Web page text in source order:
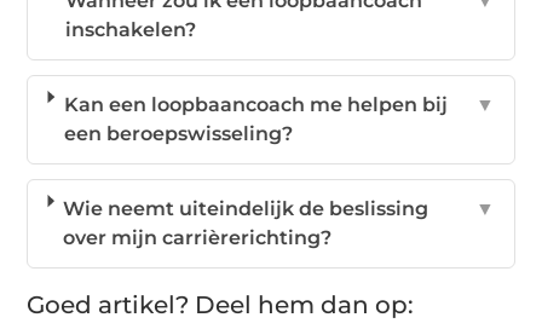
inschakelen?
Kan een loopbaancoach me helpen bij
een beroepswisseling?
▼
Wie neemt uiteindelijk de beslissing
over mijn carrièrerichting?
▼
Goed artikel? Deel hem dan op: